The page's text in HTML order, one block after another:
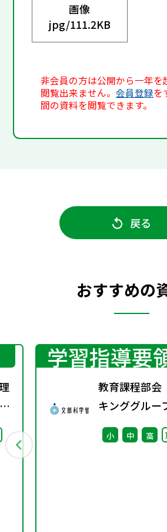
画像
jpg/111.2KB
非会員の方は公開から一年を
閲覧出来ません。会員登録を
間の資料を閲覧できます。
戻る
おすすめの
学習指導要
教育課程部
キンググルー
回） 配付資
小 中 高